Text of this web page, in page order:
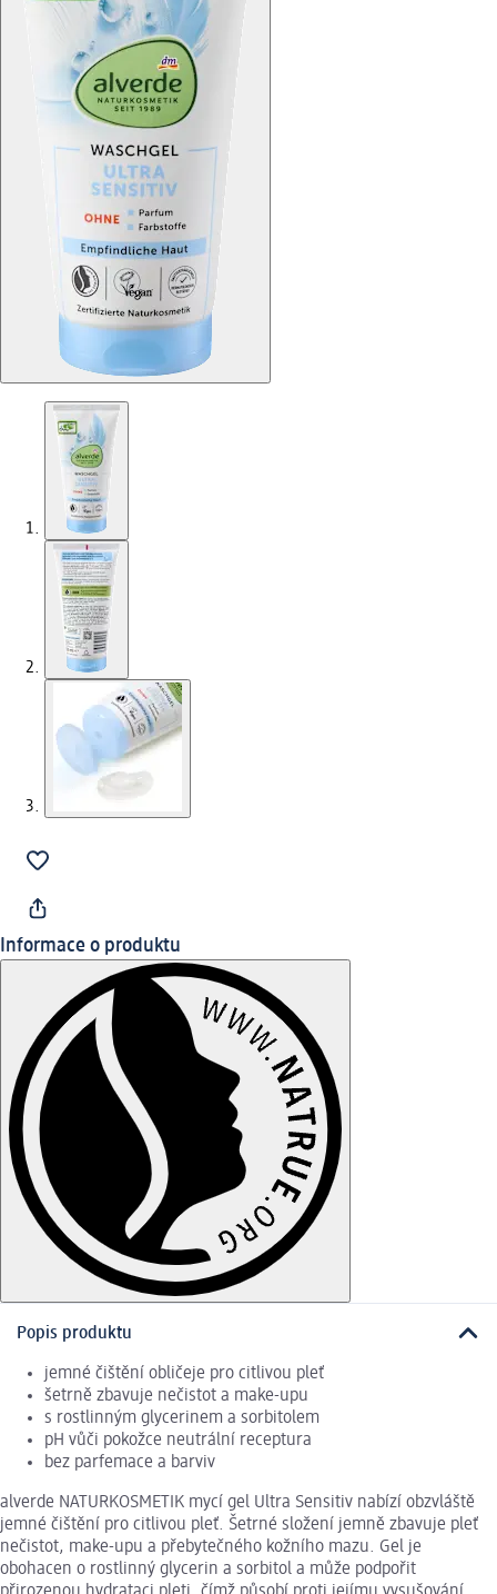
Informace o produktu
Popis produktu
jemné čištění obličeje pro citlivou pleť
šetrně zbavuje nečistot a make-upu
s rostlinným glycerinem a sorbitolem
pH vůči pokožce neutrální receptura
bez parfemace a barviv
alverde NATURKOSMETIK mycí gel Ultra Sensitiv nabízí obzvláště
jemné čištění pro citlivou pleť. Šetrné složení jemně zbavuje pleť
nečistot, make-upu a přebytečného kožního mazu. Gel je
obohacen o rostlinný glycerin a sorbitol a může podpořit